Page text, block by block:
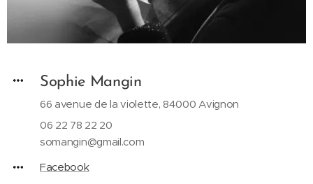
Sophie Mangin
66 avenue de la violette, 84000 Avignon
06 22 78 22 20
somangin@gmail.com
Facebook